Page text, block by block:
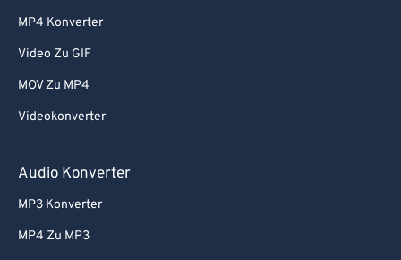
MP4 Konverter
Video Zu GIF
MOV Zu MP4
Videokonverter
Audio Konverter
MP3 Konverter
MP4 Zu MP3